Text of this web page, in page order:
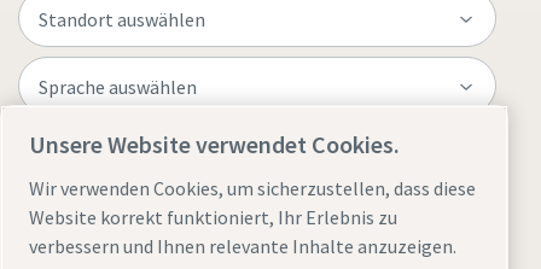
Website besuchen
Unsere Website verwendet Cookies.
Wir verwenden Cookies, um sicherzustellen, dass diese
Website korrekt funktioniert, Ihr Erlebnis zu
verbessern und Ihnen relevante Inhalte anzuzeigen.